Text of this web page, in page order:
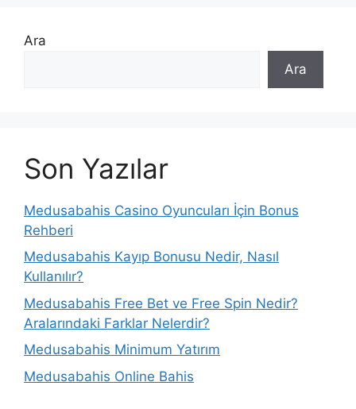
Ara
Ara
Son Yazılar
Medusabahis Casino Oyuncuları İçin Bonus
Rehberi
Medusabahis Kayıp Bonusu Nedir, Nasıl
Kullanılır?
Medusabahis Free Bet ve Free Spin Nedir?
Aralarındaki Farklar Nelerdir?
Medusabahis Minimum Yatırım
Medusabahis Online Bahis